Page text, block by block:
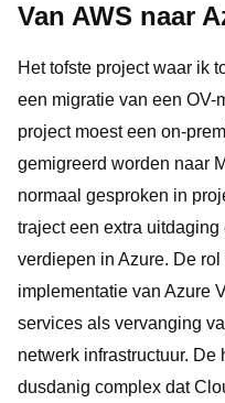
Van AWS naar
Het tofste project waar ik
een migratie van een OV-
project moest een on-
gemigreerd worden naar
normaal gesproken in
traject een extra
verdiepen in Azure. De
implementatie van Azure
services als vervanging
netwerk infrastructuur.
dusdanig complex dat